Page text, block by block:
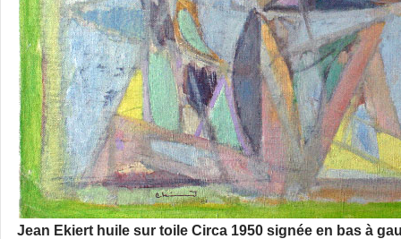
Jean Ekiert huile sur toile Circa 1950 signée en bas à